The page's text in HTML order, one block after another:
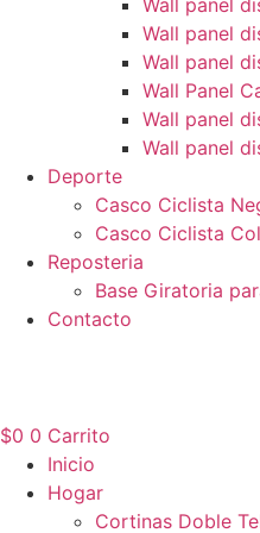
Wall panel
Wall panel
Wall panel
Wall Panel
Wall panel
Wall panel
Deporte
Casco Ciclista
Casco Ciclista
Reposteria
Base Giratoria
Contacto
$0 0 Carrito
Inicio
Hogar
Cortinas Doble